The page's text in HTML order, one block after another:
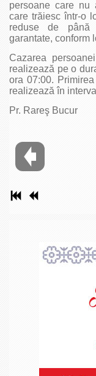
persoane care nu
care trăiesc într-o
reduse de până
garantate, conform
Cazarea
realizează pe o
ora 07:00.
realizează în
Pr. Rareş Bucur